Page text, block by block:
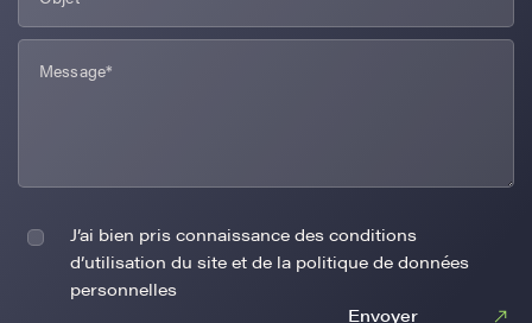
J’ai bien pris connaissance des conditions
d’utilisation du site et de la politique de données
personnelles
Envoyer